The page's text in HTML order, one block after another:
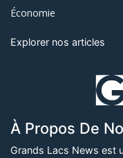
Économie
Explorer nos articles
À Propos De
Grands Lacs News est